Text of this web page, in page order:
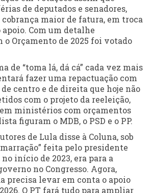
de deputados e senadores,
maior de fatura, em troca
Com um detalhe
Orçamento de 2025 foi votado
de “toma lá, dá cá” cada vez mais
fazer uma repactuação com
centro e de direita que hoje não
com o projeto da reeleição,
ministérios com orçamentos
figuram o MDB, o PSD e o PP.
de Lula disse à Coluna, sob
feita pelo presidente
início de 2023, era para a
no Congresso. Agora,
precisa levar em conta o apoio
O PT fará tudo para ampliar